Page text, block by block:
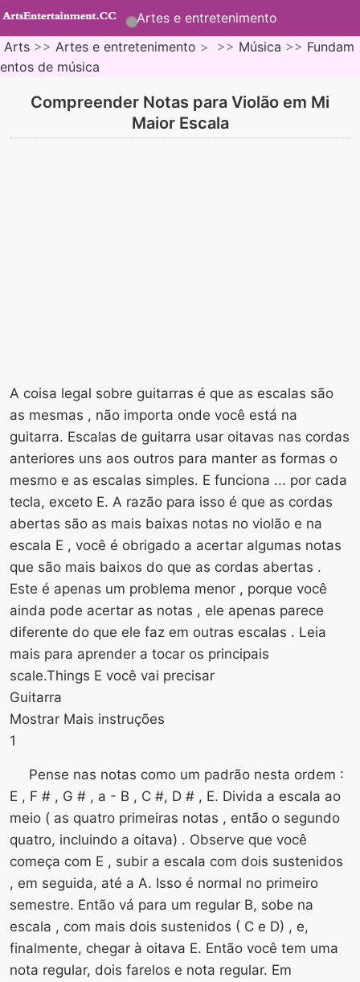
Artes e entretenimento
Arts >> Artes e entretenimento > >> Música >> Fundam
entos de música
Compreender Notas para Violão em Mi
Maior Escala
A coisa legal sobre guitarras é que as escalas são
as mesmas , não importa onde você está na
guitarra. Escalas de guitarra usar oitavas nas cordas
anteriores uns aos outros para manter as formas o
mesmo e as escalas simples. E funciona ... por cada
tecla, exceto E. A razão para isso é que as cordas
abertas são as mais baixas notas no violão e na
escala E , você é obrigado a acertar algumas notas
que são mais baixos do que as cordas abertas .
Este é apenas um problema menor , porque você
ainda pode acertar as notas , ele apenas parece
diferente do que ele faz em outras escalas . Leia
mais para aprender a tocar os principais
scale.Things E você vai precisar
Guitarra
Mostrar Mais instruções
1
Pense nas notas como um padrão nesta ordem :
E , F # , G # , a - B , C #, D # , E. Divida a escala ao
meio ( as quatro primeiras notas , então o segundo
quatro, incluindo a oitava) . Observe que você
começa com E , subir a escala com dois sustenidos
, em seguida, até a A. Isso é normal no primeiro
semestre. Então vá para um regular B, sobe na
escala , com mais dois sustenidos ( C e D) , e,
finalmente, chegar à oitava E. Então você tem uma
nota regular, dois farelos e nota regular. Em